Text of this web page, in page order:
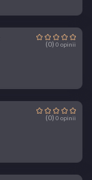
(0) 0 opinii
(0) 0 opinii